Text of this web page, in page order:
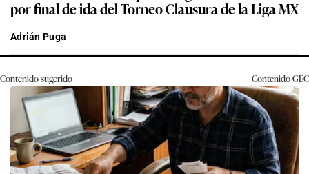
por final de ida del Torneo Clausura de la Liga MX
Adrián Puga
Contenido sugerido ContenidoGEC